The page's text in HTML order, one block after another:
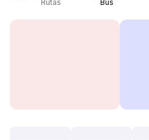
Rutas
Bus